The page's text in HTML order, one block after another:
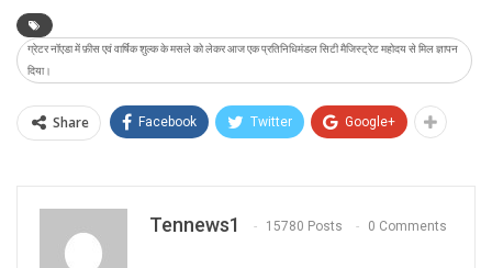
ग्रेटर नॉएडा में फ़ीस एवं वार्षिक शुल्क के मसले को लेकर आज एक प्रतिनिधिमंडल सिटी मैजिस्ट्रेट महोदय से मिल ज्ञापन
दिया।
Share Facebook Twitter Google+
Tennews1 15780 Posts 0 Comments